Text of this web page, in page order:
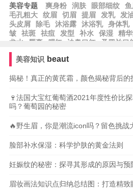
美容专题 爽身粉 润肤 眼部细纹
毛孔粗大
纹眉 切眉 提眉 发乳 发
头皮屑
除毛 沐浴露 沐浴乳 身体乳
皱
祛斑 祛痘 发型 补水 保湿 精
龙水
唇膏 腮红 迪奥口红 圣罗兰口
眼袋
美容知识 beaut
揭秘！真正的黄芪霜，颜色揭秘背后的
🍷法国大宝红葡萄酒2021年度性价比
吗？葡萄园的秘密
🔥野生眉，你是潮流icon吗？留色挑战
脸部补水保湿：科学护肤的黄金法则
妊娠纹的秘密：探寻其形成的原因与预
眉妆画法知识点归纳总结图：打造精